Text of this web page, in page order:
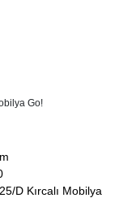
Go!
D Kırcalı Mobilya